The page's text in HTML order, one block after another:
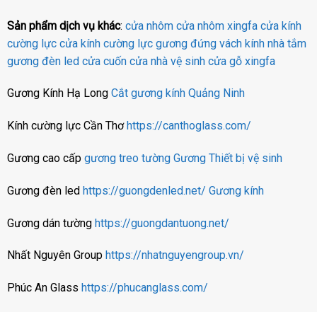
Sản phẩm dịch vụ khác: cửa nhôm cửa nhôm xingfa cửa kính
cường lực cửa kính cường lực gương đứng vách kính nhà tắm
gương đèn led cửa cuốn cửa nhà vệ sinh cửa gỗ xingfa
Gương Kính Hạ Long Cắt gương kính Quảng Ninh
Kính cường lực Cần Thơhttps://canthoglass.com/
Gương cao cấp gương treo tường Gương Thiết bị vệ sinh
Gương đèn led https://guongdenled.net/ Gương kính
Gương dán tường https://guongdantuong.net/
Nhất Nguyên Group https://nhatnguyengroup.vn/
Phúc An Glass https://phucanglass.com/